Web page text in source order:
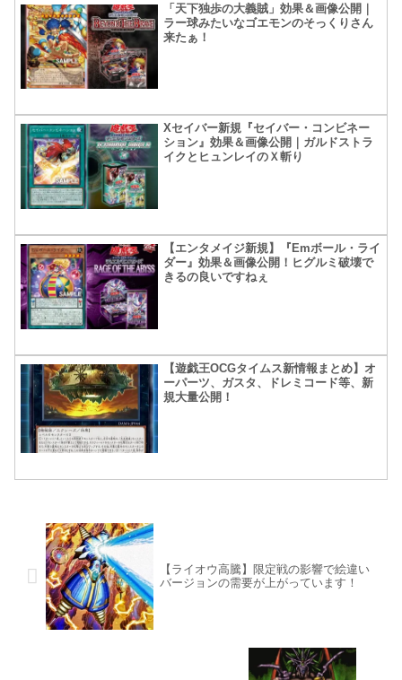
「天下独歩の大義賊」効果＆画像公開｜
ラー球みたいなゴエモンのそっくりさん
来たぁ！
Xセイバー新規『セイバー・コンビネー
ション』効果＆画像公開｜ガルドストラ
イクとヒュンレイのＸ斬り
【エンタメイジ新規】『Emボール・ライ
ダー』効果＆画像公開！ヒグルミ破壊で
きるの良いですねぇ
【遊戯王OCGタイムス新情報まとめ】オ
ーパーツ、ガスタ、ドレミコード等、新
規大量公開！
【ライオウ高騰】限定戦の影響で絵違い
バージョンの需要が上がっています！